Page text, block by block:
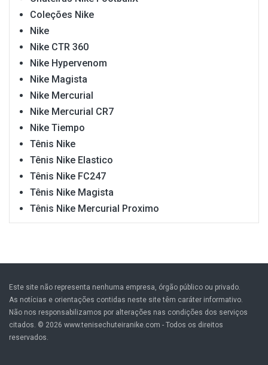
Coleções Nike
Nike
Nike CTR 360
Nike Hypervenom
Nike Magista
Nike Mercurial
Nike Mercurial CR7
Nike Tiempo
Tênis Nike
Tênis Nike Elastico
Tênis Nike FC247
Tênis Nike Magista
Tênis Nike Mercurial Proximo
Este site não representa nenhuma empresa, órgão público ou privado.
As notícias e orientações contidas neste site têm caráter informativo.
Não nos responsabilizamos por alterações nas condições dos serviços
citados. © 2026 www.tenisechuteiranike.com - Todos os direitos
reservados.